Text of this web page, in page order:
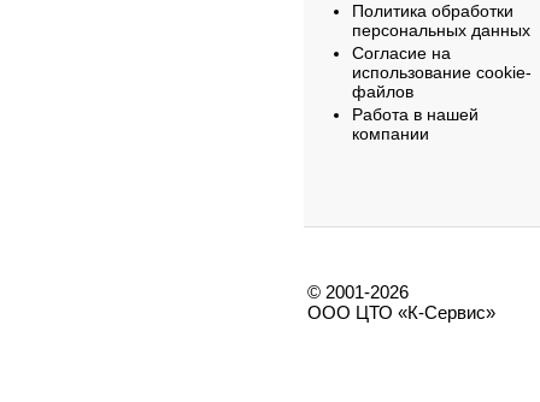
Политика обработки
персональных данных
Согласие на
использование cookie-
файлов
Работа в нашей
компании
© 2001-2026
ООО ЦТО «К-Сервис»